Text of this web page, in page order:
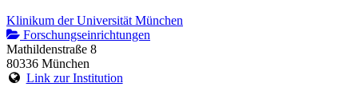
Klinikum der Universität München
Forschungseinrichtungen
Mathildenstraße 8
80336 München
Link zur Institution